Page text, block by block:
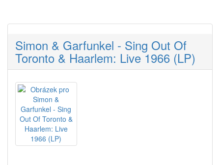
Simon & Garfunkel - Sing Out Of
Toronto & Haarlem: Live 1966 (LP)